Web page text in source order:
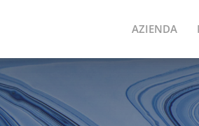
AZIENDA